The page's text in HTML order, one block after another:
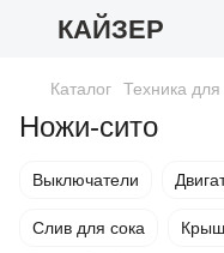
КАЙЗЕР
Каталог Техника для
Ножи-сито
Выключатели
Слив для сока